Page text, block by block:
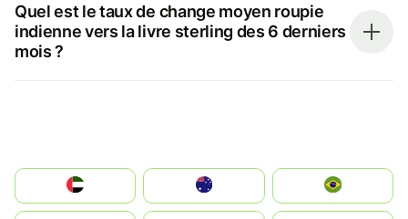
Quel est le taux de change moyen roupie
indienne vers la livre sterling des 6 derniers
mois ?
الإمارات العربية المتحدة